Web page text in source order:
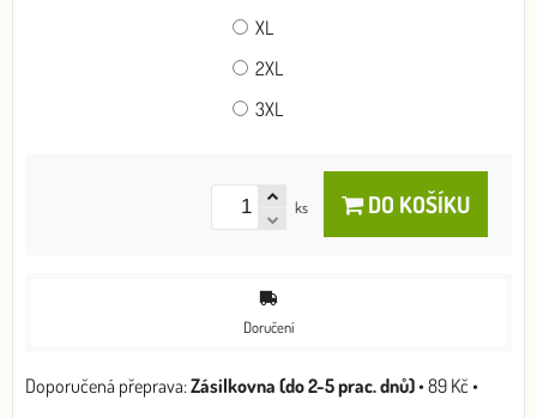
XL
2XL
3XL
ks DO KOŠÍKU
Doručení
Zásilkovna (do 2-5 prac. dnů)•89 Kč •